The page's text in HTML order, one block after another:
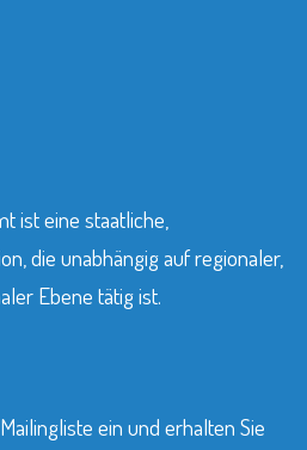
ist eine staatliche,
die unabhängig auf regionaler,
Ebene tätig ist.
ein und erhalten Sie